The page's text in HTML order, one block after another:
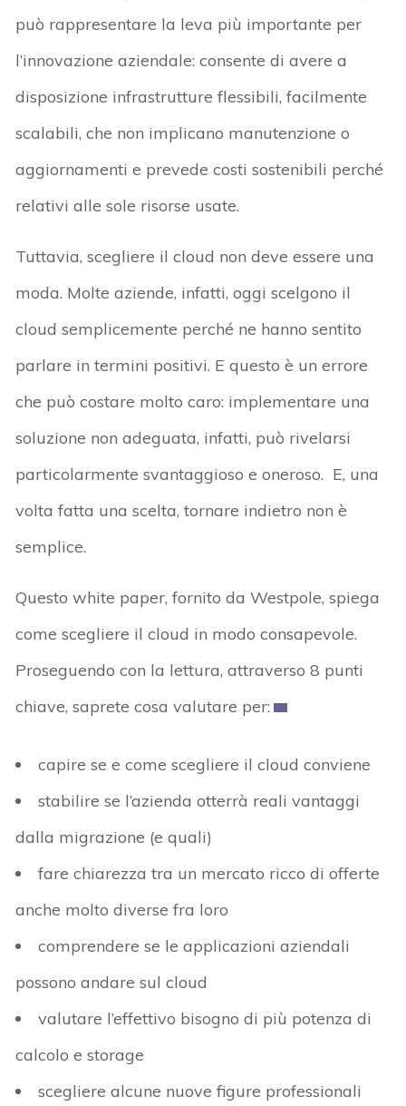
può rappresentare la leva più importante per
l’innovazione aziendale: consente di avere a
disposizione infrastrutture flessibili, facilmente
scalabili, che non implicano manutenzione o
aggiornamenti e prevede costi sostenibili perché
relativi alle sole risorse usate.
Tuttavia, scegliere il cloud non deve essere una
moda. Molte aziende, infatti, oggi scelgono il
cloud semplicemente perché ne hanno sentito
parlare in termini positivi. E questo è un errore
che può costare molto caro: implementare una
soluzione non adeguata, infatti, può rivelarsi
particolarmente svantaggioso e oneroso. E, una
volta fatta una scelta, tornare indietro non è
semplice.
Questo white paper, fornito da Westpole, spiega
come scegliere il cloud in modo consapevole.
Proseguendo con la lettura, attraverso 8 punti
chiave, saprete cosa valutare per:
capire se e come scegliere il cloud conviene
stabilire se l’azienda otterrà reali vantaggi
dalla migrazione (e quali)
fare chiarezza tra un mercato ricco di offerte
anche molto diverse fra loro
comprendere se le applicazioni aziendali
possono andare sul cloud
valutare l’effettivo bisogno di più potenza di
calcolo e storage
scegliere alcune nuove figure professionali